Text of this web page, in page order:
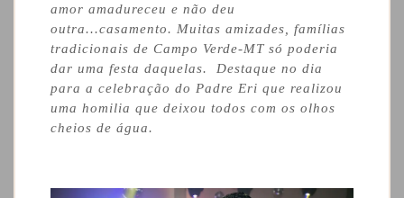
amor amadureceu e não deu
outra...casamento. Muitas amizades, famílias
tradicionais de Campo Verde-MT só poderia
dar uma festa daquelas. Destaque no dia
para a celebração do Padre Eri que realizou
uma homilia que deixou todos com os olhos
cheios de água.